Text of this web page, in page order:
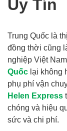
Uy Tín
Trung Quốc là
đồng thời cũng
nghiệp Việt
Quốc lại không
phụ phí vận
Helen Express
chóng và hiệu
sức và chi phí.